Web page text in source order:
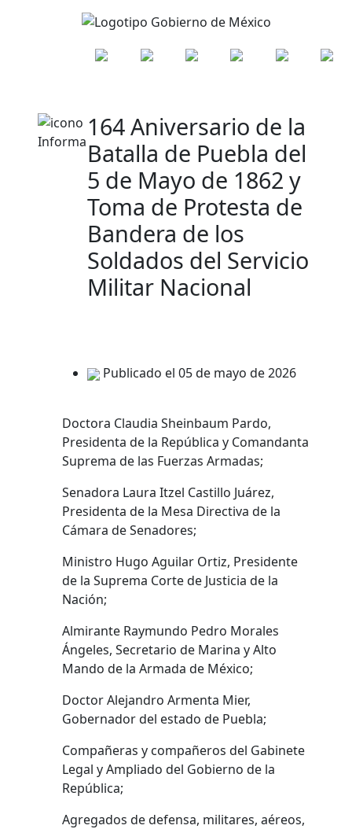
164 Aniversario de la
Batalla de Puebla del
5 de Mayo de 1862 y
Toma de Protesta de
Bandera de los
Soldados del Servicio
Militar Nacional
Publicado el 05 de mayo de 2026
Doctora Claudia Sheinbaum Pardo,
Presidenta de la República y Comandanta
Suprema de las Fuerzas Armadas;
Senadora Laura Itzel Castillo Juárez,
Presidenta de la Mesa Directiva de la
Cámara de Senadores;
Ministro Hugo Aguilar Ortiz, Presidente
de la Suprema Corte de Justicia de la
Nación;
Almirante Raymundo Pedro Morales
Ángeles, Secretario de Marina y Alto
Mando de la Armada de México;
Doctor Alejandro Armenta Mier,
Gobernador del estado de Puebla;
Compañeras y compañeros del Gabinete
Legal y Ampliado del Gobierno de la
República;
Agregados de defensa, militares, aéreos,